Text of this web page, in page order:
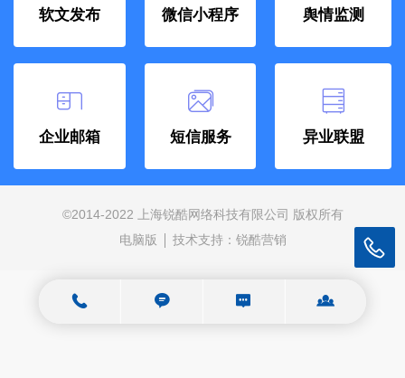
软文发布 微信小程序 舆情监测
企业邮箱 短信服务 异业联盟
©2014-2022 上海锐酷网络科技有限公司 版权所有
电脑版
技术支持： 锐酷营销